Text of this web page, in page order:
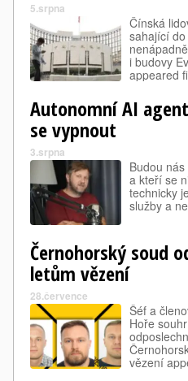
5.srpna
Čínská
sahající
i budovy
appeared
Autonomní AI
se vypnout
3.srpna
Budou
a kteří se
technicky
služby a
Černohorský soud
letům vězení
28.července
Šéf a
Hoře
vězení